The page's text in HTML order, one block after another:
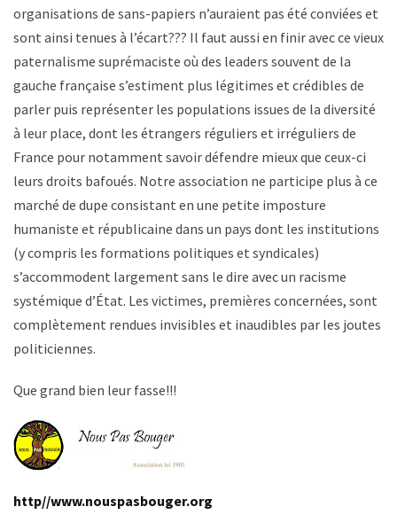
organisations de sans-papiers n’auraient pas été conviées et
sont ainsi tenues à l’écart??? Il faut aussi en finir avec ce vieux
paternalisme suprémaciste où des leaders souvent de la
gauche française s’estiment plus légitimes et crédibles de
parler puis représenter les populations issues de la diversité
à leur place, dont les étrangers réguliers et irréguliers de
France pour notamment savoir défendre mieux que ceux-ci
leurs droits bafoués. Notre association ne participe plus à ce
marché de dupe consistant en une petite imposture
humaniste et républicaine dans un pays dont les institutions
(y compris les formations politiques et syndicales)
s’accommodent largement sans le dire avec un racisme
systémique d’État. Les victimes, premières concernées, sont
complètement rendues invisibles et inaudibles par les joutes
politiciennes.
Que grand bien leur fasse!!!
http//www.nouspasbouger.org